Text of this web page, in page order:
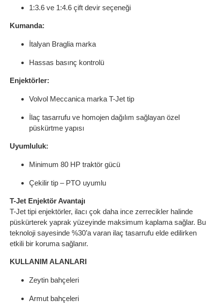
1:3.6 ve 1:4.6 çift devir seçeneği
Kumanda:
İtalyan Braglia marka
Hassas basınç kontrolü
Enjektörler:
Volvol Meccanica marka T-Jet tip
İlaç tasarrufu ve homojen dağılım sağlayan özel
püskürtme yapısı
Uyumluluk:
Minimum 80 HP traktör gücü
Çekilir tip – PTO uyumlu
T-Jet Enjektör Avantajı
T-Jet tipi enjektörler, ilacı çok daha ince zerrecikler halinde
püskürterek yaprak yüzeyinde maksimum kaplama sağlar. Bu
teknoloji sayesinde %30’a varan ilaç tasarrufu elde edilirken
etkili bir koruma sağlanır.
KULLANIM ALANLARI
Zeytin bahçeleri
Armut bahçeleri